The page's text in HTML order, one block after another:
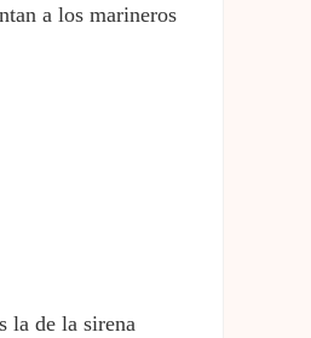
a los marineros
la de la sirena